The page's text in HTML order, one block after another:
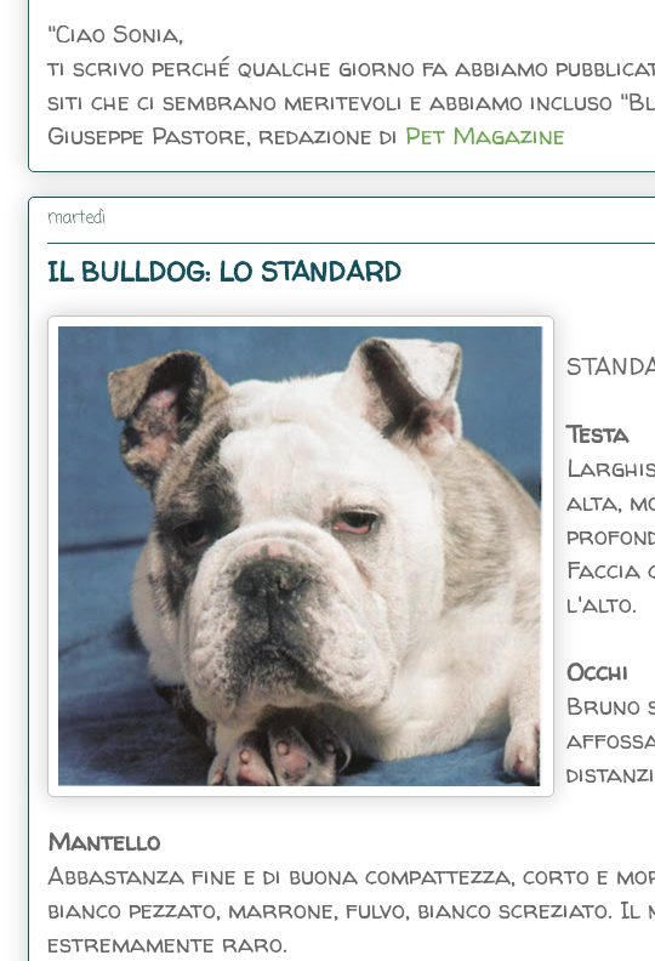
"Ciao Sonia,
ti scrivo perché qualche giorno fa abbiamo
siti che ci sembrano meritevoli e abbiamo incluso
Giuseppe Pastore, redazione di Pet Magazine
martedì
IL BULLDOG: LO STANDARD
Testa
alta,
Faccia
l'alto.
Occhi
Bruno
Mantello
Abbastanza fine e di buona compattezza, corto e
bianco pezzato, marrone, fulvo, bianco screziato. Il
estremamente raro.